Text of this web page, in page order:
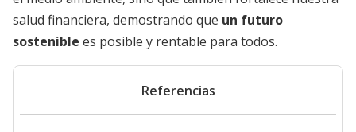
salud financiera, demostrando que un futuro
sostenible es posible y rentable para todos.
Referencias